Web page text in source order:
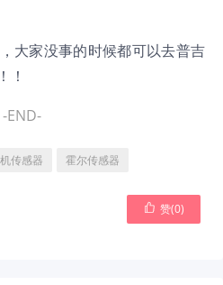
大家没事的时候都可以去普吉
！
-END-
传感器 霍尔传感器
 赞(0)